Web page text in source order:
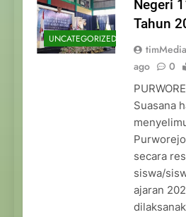
UNCATEGORIZED
Negeri
Tahun
ago
0
Suasana
secara
siswa/
ajaran